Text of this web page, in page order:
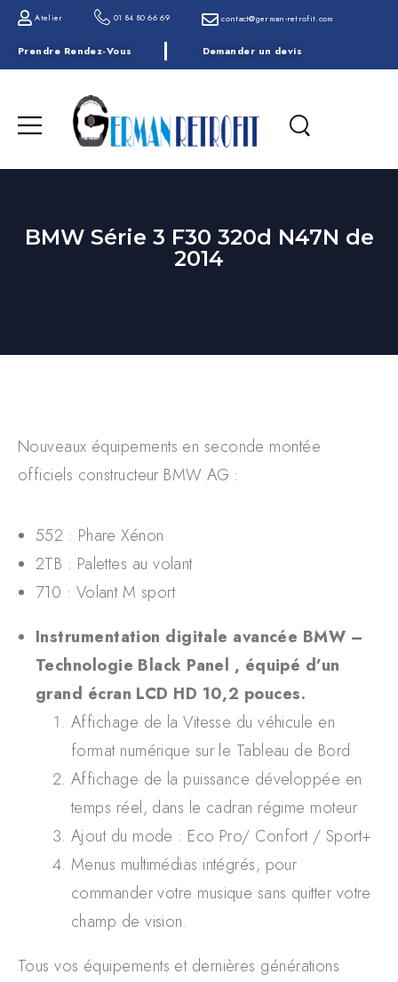
Atelier 01 84 80 66 69 contact@german-retrofit.com
Prendre Rendez-Vous Demander un devis
BMW Série 3 F30 320d N47N de
2014
Nouveaux équipements en seconde montée
officiels constructeur BMW AG :
552 : Phare Xénon
2TB : Palettes au volant
710 : Volant M sport
Instrumentation digitale avancée BMW –
Technologie Black Panel , équipé d’un
grand écran LCD HD 10,2 pouces.
Affichage de la Vitesse du véhicule en
format numérique sur le Tableau de Bord
Affichage de la puissance développée en
temps réel, dans le cadran régime moteur
Ajout du mode : Eco Pro/ Confort / Sport+
Menus multimédias intégrés, pour
commander votre musique sans quitter votre
champ de vision.
Tous vos équipements et dernières générations